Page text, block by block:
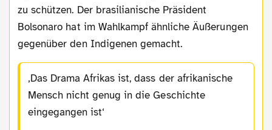
zu schützen. Der brasilianische Präsident
Bolsonaro hat im Wahlkampf ähnliche Äußerungen
gegenüber den Indigenen gemacht.
Das Drama Afrikas ist, dass der afrikanische
Mensch nicht genug in die Geschichte
eingegangen ist